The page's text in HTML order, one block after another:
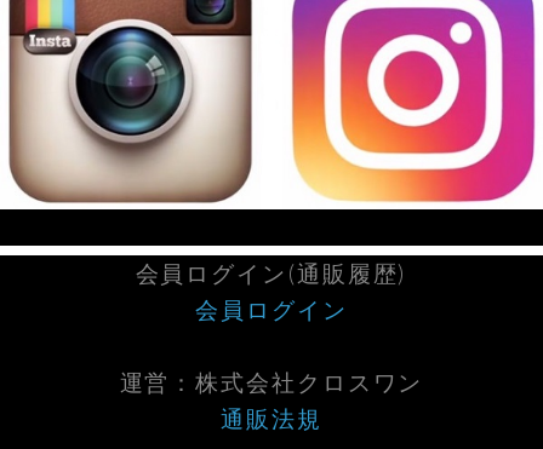
会員ログイン(通販履歴)
会員ログイン
運営：株式会社クロスワン
通販法規